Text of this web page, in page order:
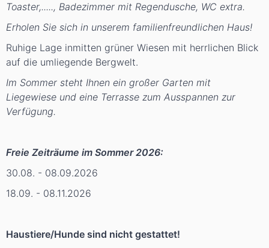
Toaster,....., Badezimmer mit Regendusche, WC extra.
Erholen Sie sich in unserem familienfreundlichen Haus!
Ruhige Lage inmitten grüner Wiesen mit herrlichen Blick
auf die umliegende Bergwelt.
Im Sommer steht Ihnen ein großer Garten mit
Liegewiese und eine Terrasse zum Ausspannen zur
Verfügung.
Freie Zeiträume im Sommer 2026:
30.08. - 08.09.2026
18.09. - 08.11.2026
Haustiere/Hunde sind nicht gestattet!